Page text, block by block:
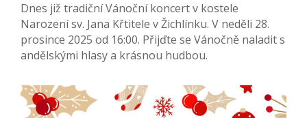
Dnes již tradiční Vánoční koncert v kostele
Narození sv. Jana Křtitele v Žichlínku. V neděli 28.
prosince 2025 od 16:00. Přijďte se Vánočně naladit s
andělskými hlasy a krásnou hudbou.